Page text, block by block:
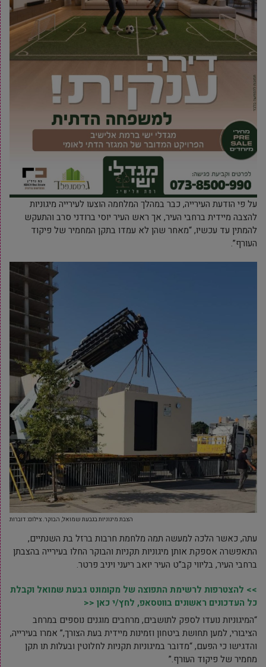
על פי הודעת העירייה, כבר במהלך המלחמה הוצעו לעירייה מיגוניות
להצבה מיידית ברחבי העיר, אך ראש העיר יוסי ברודני סרב והתעקש
להמתין עד עכשיו, “מאחר שהן לא עמדו בתקן המחמיר של פיקוד
העורף”.
הצבת מיגוניות בגבעת שמואל, הבוקר. צילום: דוברות
עתה, כאשר הלכה למעשה תמה מלחמת חרבות ברזל בת השנתיים,
התאפשרה אספקת אותן מיגוניות תקניות והבוקר החלו בעירייה בהצבתן
ברחבי העיר, בליווי קב”ט העיר יואב ריעני ויניב פרטר.
>> להצטרפות לרשימת התפוצה של מקומונט גבעת שמואל וקבלת
כל העדכונים ראשונים בווטסאפ, לחץ/י כאן <<
“המיגוניות נועדו לספק לתושבים, מרחבים מוגנים נוספים במרחב
הציבורי, למען תחושת ביטחון וזמינות מיידית בעת הצורך,” אמרו בעירייה,
והדגישו כי הפעם, “מדובר במיגוניות תקניות לחלוטין ובעלות תו תקן
מחמיר של פיקוד העורף.”